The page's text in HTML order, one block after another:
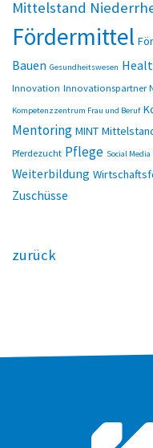
Mittelstand
Fördermittel
Bauen Gesundheitswesen
Innovation Innovationspartner
Kompetenzzentrum Frau und Beruf
Mentoring MINT
Pferdezucht Pflege Social Media
Weiterbildung
Zuschüsse
zurück